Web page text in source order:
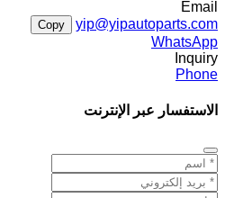
Email
yip@yipautoparts.com
Copy
WhatsApp
Inquiry
Phone
الاستفسار عبر الإنترنت